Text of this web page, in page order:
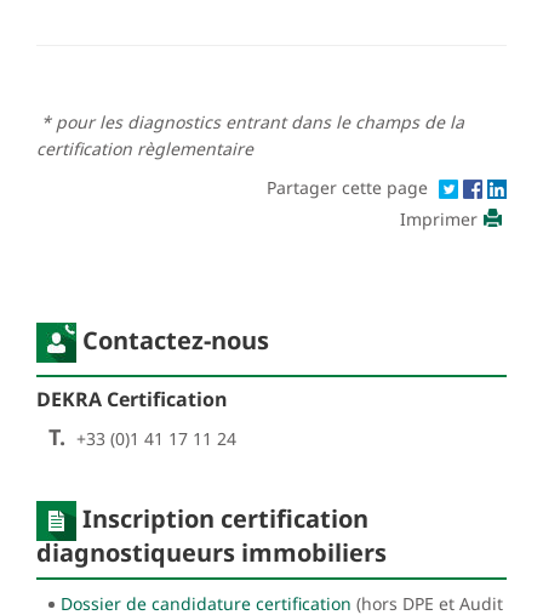
* pour les diagnostics entrant dans le champs de la
certification règlementaire
Partager cette page
Imprimer
Contactez-nous
DEKRA Certification
T. +33 (0)1 41 17 11 24
Inscription certification
diagnostiqueurs immobiliers
Dossier de candidature certification (hors DPE et Audit